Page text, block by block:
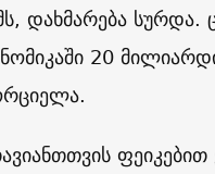
დახმარება სურდა.
20